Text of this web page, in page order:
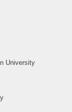
University